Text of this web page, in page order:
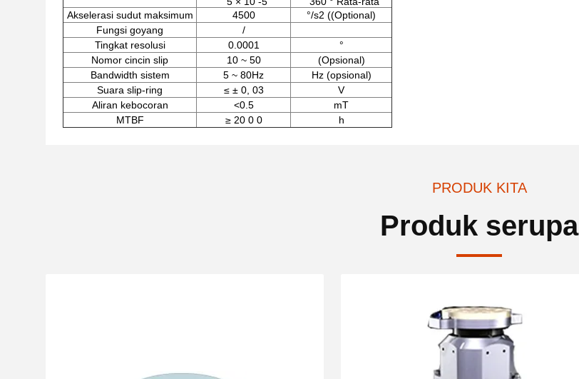
Akselerasi sudut maksimum
4500
°/s2 ((Optional)
Fungsi goyang
/
Tingkat resolusi
0.0001
°
Nomor cincin slip
10 ~ 50
(Opsional)
Bandwidth sistem
5 ~ 80Hz
Hz (opsional)
Suara slip-ring
≤ ± 0, 03
V
Aliran kebocoran
<0.5
mT
MTBF
≥ 20 0 0 h
PRODUK KITA
Produk serupa